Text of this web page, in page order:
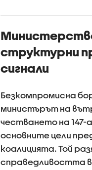
структурни
сигнали
Безкомпромисна
министърът на
честването на
основните цели
коалицията. Той
справедливостта